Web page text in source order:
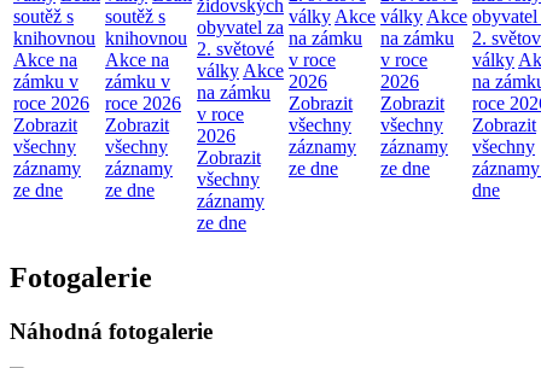
soutěž s
knihovnou
Akce na
zámku v
roce 2026
Zobrazit
všechny
záznamy
ze dne
soutěž s
knihovnou
Akce na
zámku v
roce 2026
Zobrazit
všechny
záznamy
ze dne
židovských
obyvatel za
2. světové
války Akce
na zámku
v roce
2026
Zobrazit
všechny
záznamy
ze dne
války Akce
na zámku
v roce
2026
Zobrazit
všechny
záznamy
ze dne
války Akce
na zámku
v roce
2026
Zobrazit
všechny
záznamy
ze dne
obyvatel
2.
války
na
roce
Zobrazit
všechny
dne
Fotogalerie
Náhodná fotogalerie